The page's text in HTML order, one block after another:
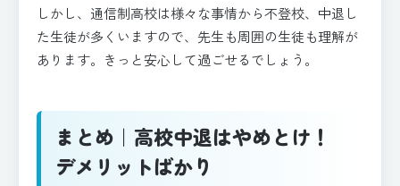
しかし、通信制高校は様々な事情から不登校、中退し
た生徒が多くいますので、先生も周囲の生徒も理解が
あります。きっと安心して過ごせるでしょう。
まとめ｜高校中退はやめとけ！
デメリットばかり